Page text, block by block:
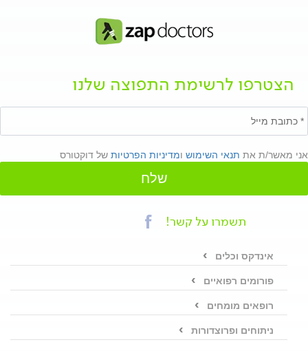
הצטרפו לרשימת התפוצה שלנו
אני מאשר/ת את תנאי השימוש ומדיניות הפרטיות של דוקטורס
שלח
תשמרו על קשר!
אינדקס וכלים
פורומים רפואיים
רופאים מומחים
ניתוחים ופרוצדורות